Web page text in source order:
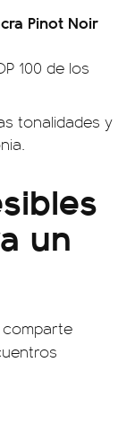
Pinot Noir
100 de los
tonalidades y
un
comparte